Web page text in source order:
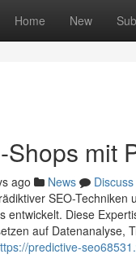
Home New
mit
ago News
Discuss
SEO-
entwickelt. Diese
auf Datenanalyse,
predictive-